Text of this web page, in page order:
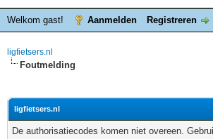
Welkom gast! Aanmelden Registreren
ligfietsers.nl
Foutmelding
ligfietsers.nl
De authorisatiecodes komen niet overeen.